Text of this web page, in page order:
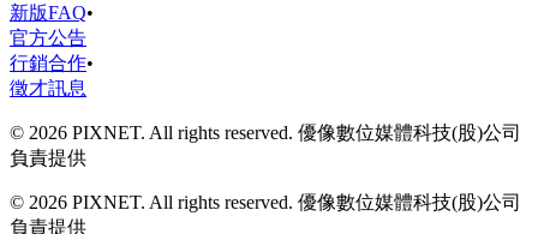
新版FAQ•
官方公告
行銷合作•
徵才訊息
© 2026 PIXNET. All rights reserved. 優像數位媒體科技(股)公司
負責提供
© 2026 PIXNET. All rights reserved. 優像數位媒體科技(股)公司
負責提供